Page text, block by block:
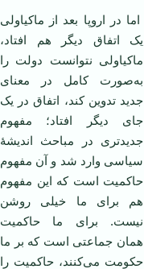
اما در اروپا بعد از ماکیاولی
یک اتفاق دیگر هم افتاد،
ماکیاولی نتوانست دولت را
به‌صورت کامل در معنای
جدید تدوین کند، اتفاق در یک
جای دیگر افتاد؛ مفهوم
جدیدتری در مباحث اندیشۀ
سیاسی وارد شد و آن مفهوم
حاکمیت است که این مفهوم
هم برای ما خیلی روشن
نیست. برای ما حاکمیت
همان جماعتی است که بر ما
حکومت می‌کنند، حاکمیت را